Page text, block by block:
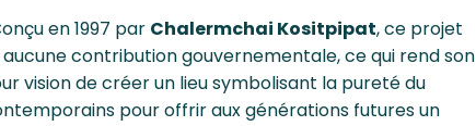
en 1997 par Chalermchai Kositpipat, ce projet
contribution gouvernementale, ce qui rend son
vision de créer un lieu symbolisant la pureté du
pour offrir aux générations futures un